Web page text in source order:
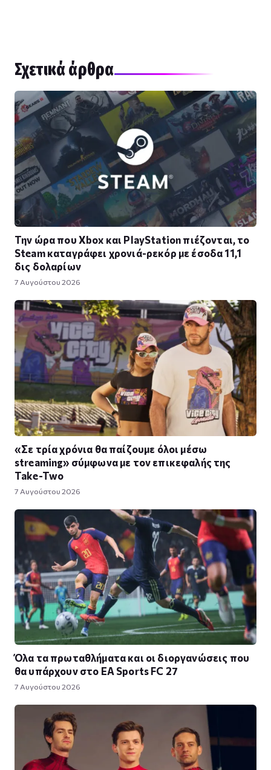
Σχετικά άρθρα
Την ώρα που Xbox και PlayStation πιέζονται, το
Steam καταγράφει χρονιά-ρεκόρ με έσοδα 11,1
δις δολαρίων
7 Αυγούστου 2026
«Σε τρία χρόνια θα παίζουμε όλοι μέσω
streaming» σύμφωνα με τον επικεφαλής της
Take-Two
7 Αυγούστου 2026
Όλα τα πρωταθλήματα και οι διοργανώσεις που
θα υπάρχουν στο EA Sports FC 27
7 Αυγούστου 2026